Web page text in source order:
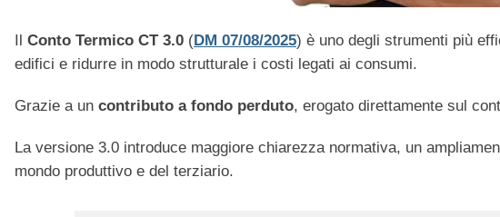
Conto Termico CT 3.0 (DM 07/08/2025) è uno degli strumenti più
edifici e ridurre in modo strutturale i costi legati ai consumi.
Grazie a un contributo a fondo perduto, erogato direttamente sul
La versione 3.0 introduce maggiore chiarezza normativa, un
mondo produttivo e del terziario.